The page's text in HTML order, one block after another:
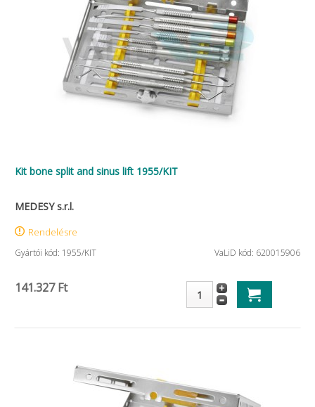
Kit bone split and sinus lift 1955/KIT
MEDESY s.r.l.
Rendelésre
Gyártói kód: 1955/KIT VaLiD kód: 620015906
141.327 Ft